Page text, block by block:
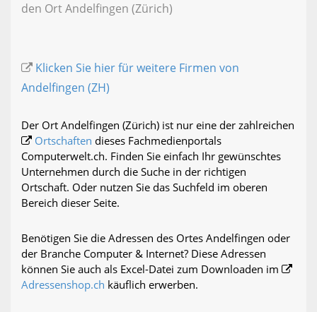
den Ort Andelfingen (Zürich)
Klicken Sie hier für weitere Firmen von
Andelfingen (ZH)
Der Ort Andelfingen (Zürich) ist nur eine der zahlreichen
Ortschaften dieses Fachmedienportals
Computerwelt.ch. Finden Sie einfach Ihr gewünschtes
Unternehmen durch die Suche in der richtigen
Ortschaft. Oder nutzen Sie das Suchfeld im oberen
Bereich dieser Seite.
Benötigen Sie die Adressen des Ortes Andelfingen oder
der Branche Computer & Internet? Diese Adressen
können Sie auch als Excel-Datei zum Downloaden im
Adressenshop.ch käuflich erwerben.